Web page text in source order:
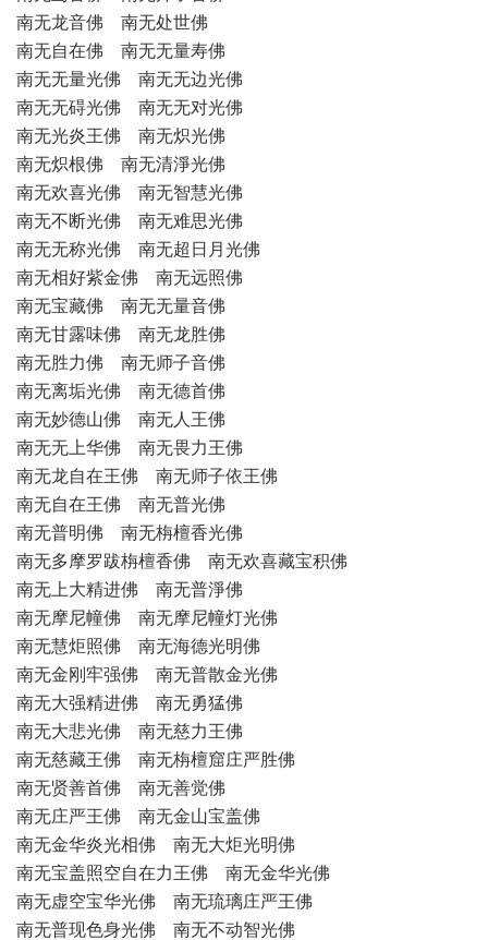
南无龙音佛 南无处世佛
南无自在佛 南无无量寿佛
南无无量光佛 南无无边光佛
南无无碍光佛 南无无对光佛
南无光炎王佛 南无炽光佛
南无炽根佛 南无清淨光佛
南无欢喜光佛 南无智慧光佛
南无不断光佛 南无难思光佛
南无无称光佛 南无超日月光佛
南无相好紫金佛 南无远照佛
南无宝藏佛 南无无量音佛
南无甘露味佛 南无龙胜佛
南无胜力佛 南无师子音佛
南无离垢光佛 南无德首佛
南无妙德山佛 南无人王佛
南无无上华佛 南无畏力王佛
南无龙自在王佛 南无师子依王佛
南无自在王佛 南无普光佛
南无普明佛 南无栴檀香光佛
南无多摩罗跋栴檀香佛 南无欢喜藏宝积佛
南无上大精进佛 南无普淨佛
南无摩尼幢佛 南无摩尼幢灯光佛
南无慧炬照佛 南无海德光明佛
南无金刚牢强佛 南无普散金光佛
南无大强精进佛 南无勇猛佛
南无大悲光佛 南无慈力王佛
南无慈藏王佛 南无栴檀窟庄严胜佛
南无贤善首佛 南无善觉佛
南无庄严王佛 南无金山宝盖佛
南无金华炎光相佛 南无大炬光明佛
南无宝盖照空自在力王佛 南无金华光佛
南无虚空宝华光佛 南无琉璃庄严王佛
南无普现色身光佛 南无不动智光佛